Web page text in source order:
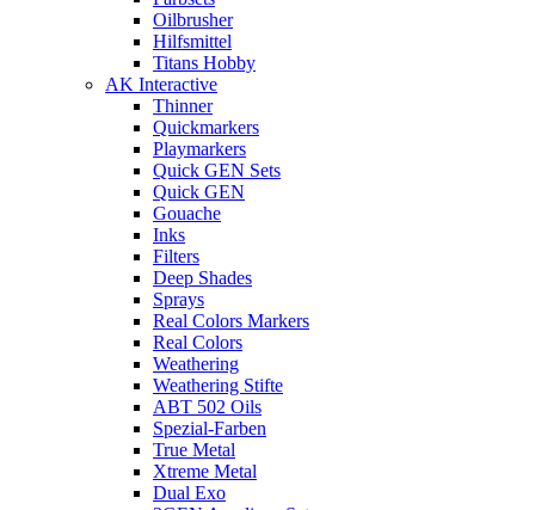
Oilbrusher
Hilfsmittel
Titans Hobby
AK Interactive
Thinner
Quickmarkers
Playmarkers
Quick GEN Sets
Quick GEN
Gouache
Inks
Filters
Deep Shades
Sprays
Real Colors Markers
Real Colors
Weathering
Weathering Stifte
ABT 502 Oils
Spezial-Farben
True Metal
Xtreme Metal
Dual Exo